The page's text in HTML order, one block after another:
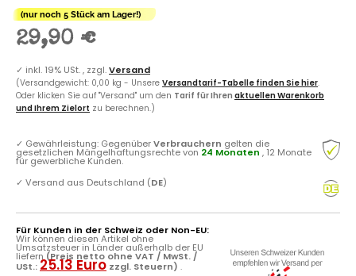
(nur noch 5 Stück am Lager!)
29,90 €
✓ inkl. 19% USt. , zzgl.Versand
(Versandgewicht: 0,00 kg - Unsere Versandtarif-Tabelle finden Sie hier.
Oder klicken Sie auf "Versand" um den Tarif für Ihren aktuellen Warenkorb
und Ihrem Zielort zu berechnen.)
✓ Gewährleistung: GegenüberVerbrauchern gelten die
gesetzlichen Mängelhaftungsrechte von 24 Monaten , 12 Monate
für gewerbliche Kunden.
✓ Versand aus Deutschland (DE)
Für Kunden in der Schweiz oder Non-EU:
Wir können diesen Artikel ohne
Umsatzsteuer in Länder außerhalb der EU
liefern (Preis netto ohne VAT / MwSt. /
USt.: 25.13 Euro zzgl. Steuern) .